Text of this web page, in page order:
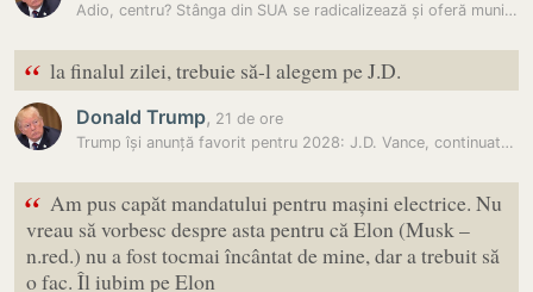
Adio, centru? Stânga din SUA se radicalizează și oferă muniție…
“ la finalul zilei, trebuie să-l alegem pe J.D.
Donald Trump, 21 de ore
Trump își anunță favorit pentru 2028: J.D. Vance, continuatorul liniei…
“ Am pus capăt mandatului pentru mașini electrice. Nu
vreau să vorbesc despre asta pentru că Elon (Musk –
n.red.) nu a fost tocmai încântat de mine, dar a trebuit să
o fac. Îl iubim pe Elon